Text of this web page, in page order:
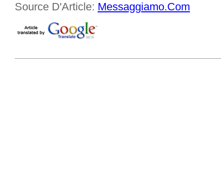
Source D'Article: Messaggiamo.Com